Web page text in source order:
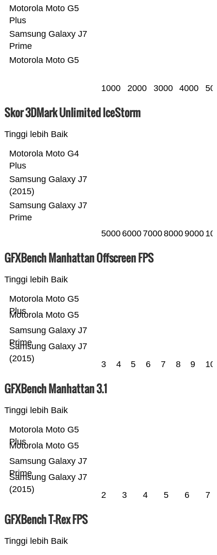
Motorola Moto G5
Samsung Galaxy J7
Prime
Motorola Moto G5
Plus
1000 2000 3000 4000
Skor 3DMark Unlimited IceStorm
Tinggi lebih Baik
Samsung Galaxy J7
Prime
Samsung Galaxy J7
(2015)
Motorola Moto G4
Plus
5000 6000 700080009000
GFXBench Manhattan Offscreen FPS
Tinggi lebih Baik
Samsung Galaxy J7
(2015)
Samsung Galaxy J7
Prime
Motorola Moto G5
Motorola Moto G5
Plus
3 4 5 6 7 8 9 10
GFXBench Manhattan 3.1
Tinggi lebih Baik
Samsung Galaxy J7
(2015)
Samsung Galaxy J7
Prime
Motorola Moto G5
Motorola Moto G5
Plus
2 3 4 5 6 7
GFXBench T-Rex FPS
Tinggi lebih Baik